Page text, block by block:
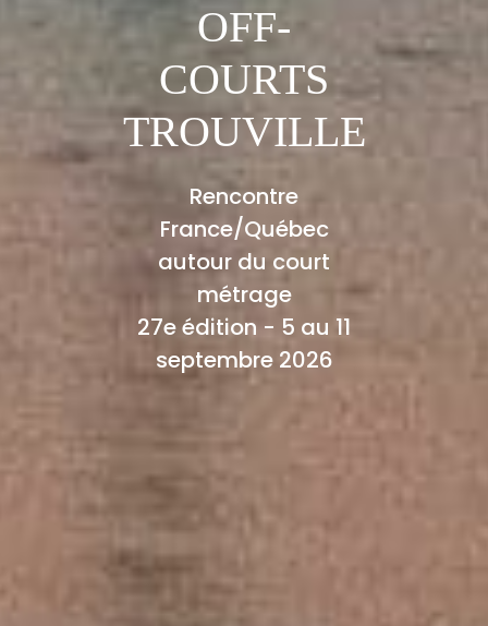
OFF-
COURTS
TROUVILLE
Rencontre
France/Québec
autour du court
métrage
27e édition - 5 au 11
septembre 2026